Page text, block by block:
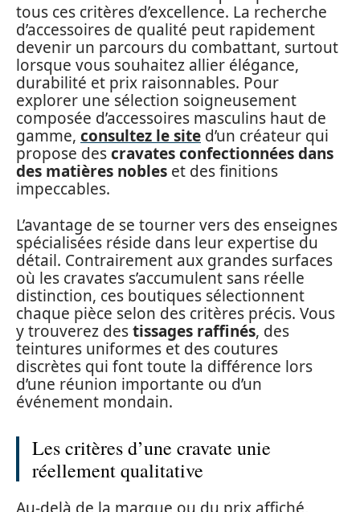
tous ces critères d’excellence. La recherche
d’accessoires de qualité peut rapidement
devenir un parcours du combattant, surtout
lorsque vous souhaitez allier élégance,
durabilité et prix raisonnables. Pour
explorer une sélection soigneusement
composée d’accessoires masculins haut de
gamme, consultez le site d’un créateur qui
propose descravates confectionnées dans
des matières nobles et des finitions
impeccables.
L’avantage de se tourner vers des enseignes
spécialisées réside dans leur expertise du
détail. Contrairement aux grandes surfaces
où les cravates s’accumulent sans réelle
distinction, ces boutiques sélectionnent
chaque pièce selon des critères précis. Vous
y trouverez destissages raffinés, des
teintures uniformes et des coutures
discrètes qui font toute la différence lors
d’une réunion importante ou d’un
événement mondain.
Les critères d’une cravate unie
réellement qualitative